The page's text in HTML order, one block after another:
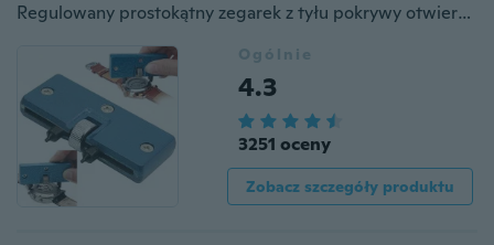
Regulowany prostokątny zegarek z tyłu pokrywy otwieracz do usuwania kluczy do zestawu naprawczego
Ogólnie
4.3
3251 oceny
Zobacz szczegóły produktu